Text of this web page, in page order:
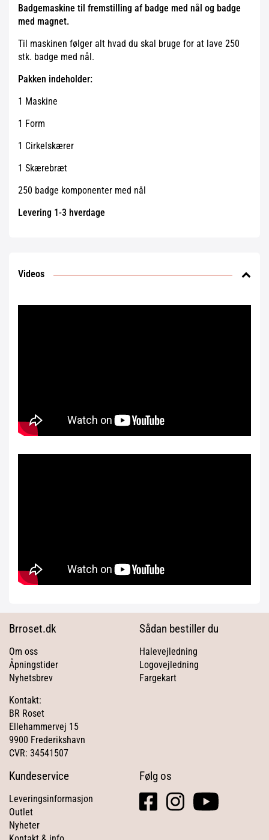
Badgemaskine til fremstilling af badge med nål og badge
med magnet.
Til maskinen følger alt hvad du skal bruge for at lave 250
stk. badge med nål.
Pakken indeholder:
1 Maskine
1 Form
1 Cirkelskærer
1 Skærebræt
250 badge komponenter med nål
Levering 1-3 hverdage
Videos
Brroset.dk
Om oss
Åpningstider
Nyhetsbrev
Kontakt:
BR Roset
Ellehammervej 15
9900 Frederikshavn
CVR: 34541507
Sådan bestiller du
Halevejledning
Logovejledning
Fargekart
Kundeservice
Leveringsinformasjon
Outlet
Nyheter
Følg os
facebook
square
instagramyoutube